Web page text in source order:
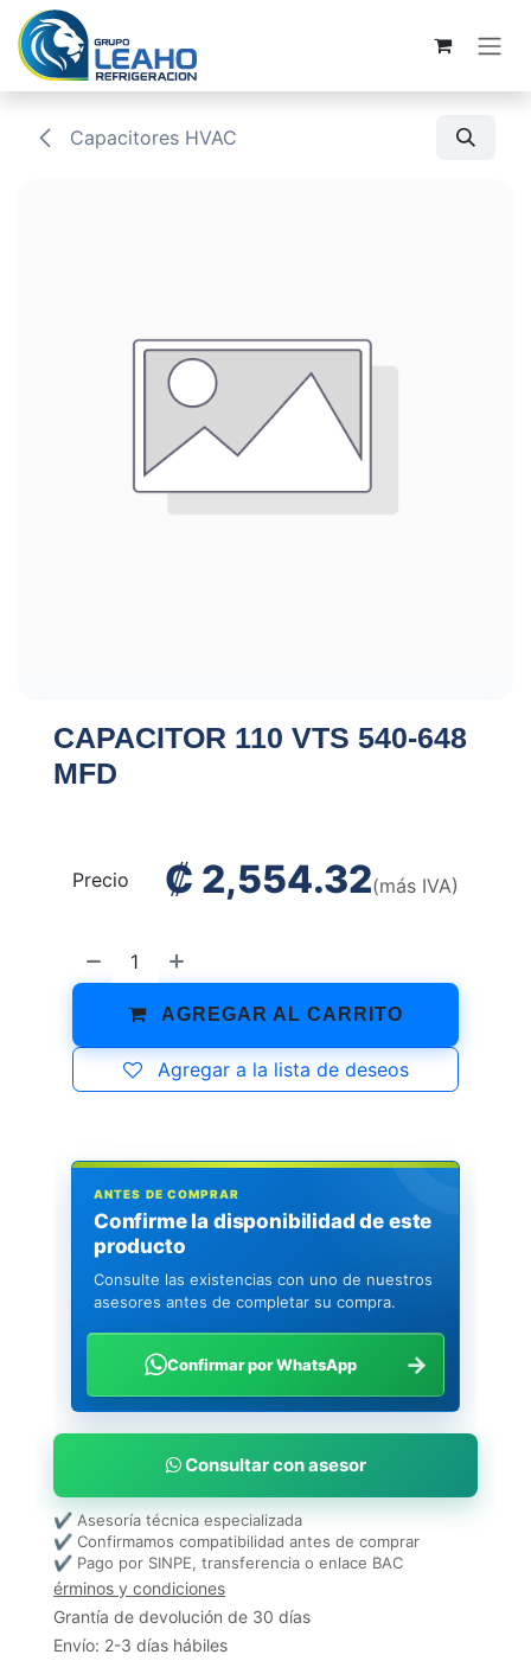
Ir al contenido
Capacitores HVAC
CAPACITOR 110 VTS 540-648
MFD
AGREGAR AL CARRITO
Agregar a la lista de deseos
Precio ₡ 2,554.32(más IVA)
ANTES DE COMPRAR
Confirme la disponibilidad de este
producto
Consulte las existencias con uno de nuestros
asesores antes de completar su compra.
Confirmar por WhatsApp →
Consultar con asesor
✔ Asesoría técnica especializada
✔ Confirmamos compatibilidad antes de comprar
✔ Pago por SINPE, transferencia o enlace BAC
érminos y condiciones
Grantía de devolución de 30 días
Envío: 2-3 días hábiles